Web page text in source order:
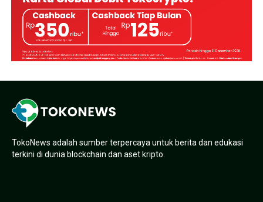
TokoNews adalah sumber terpercaya untuk berita dan edukasi
terkini di dunia blockchain dan aset kripto.